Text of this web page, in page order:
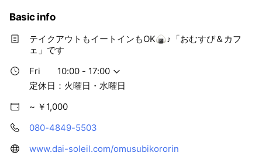
Basic info
テイクアウトもイートインもOK🍙♪「おむすび＆カフ
ェ」です
Fri
10:00 - 17:00
定休日：火曜日・水曜日
~ ￥1,000
080-4849-5503
www.dai-soleil.com/omusubikororin